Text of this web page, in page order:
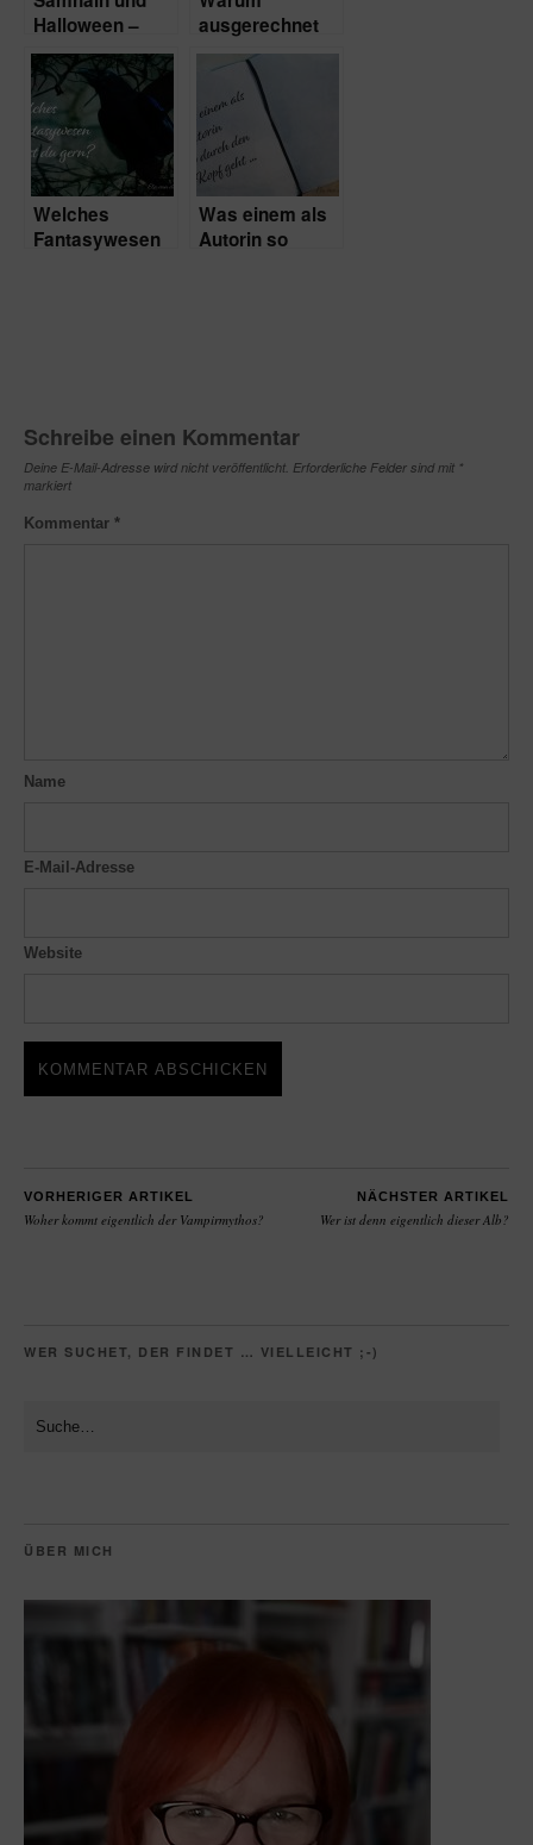
Halloween –
schaurige
Nächte
ausgerechnet
Vampire?
Welches
Fantasywesen
Was einem als
Autorin so
Schreibe einen Kommentar
Deine E-Mail-Adresse wird nicht veröffentlicht. Erforderliche Felder sind mit *
markiert
Kommentar *
Name
E-Mail-Adresse
Website
VORHERIGER ARTIKEL
Woher kommt eigentlich der Vampirmythos?
NÄCHSTER ARTIKEL
Wer ist denn eigentlich dieser Alb?
WER SUCHET, DER FINDET … VIELLEICHT ;-)
ÜBER MICH